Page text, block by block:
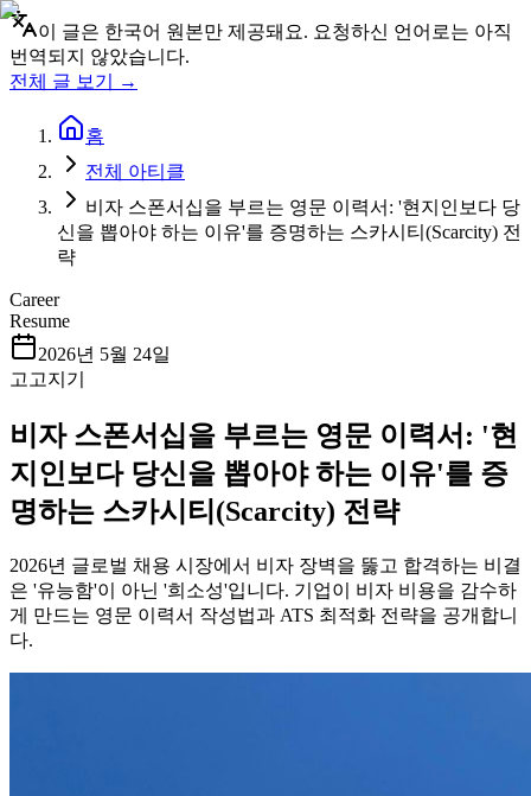
이 글은 한국어 원본만 제공돼요. 요청하신 언어로는 아직
번역되지 않았습니다.
전체 글 보기 →
홈
전체 아티클
비자 스폰서십을 부르는 영문 이력서: '현지인보다 당
신을 뽑아야 하는 이유'를 증명하는 스카시티(Scarcity) 전
략
Career
Resume
2026년 5월 24일
고고지기
비자 스폰서십을 부르는 영문 이력서: '현
지인보다 당신을 뽑아야 하는 이유'를 증
명하는 스카시티(Scarcity) 전략
2026년 글로벌 채용 시장에서 비자 장벽을 뚫고 합격하는 비결
은 '유능함'이 아닌 '희소성'입니다. 기업이 비자 비용을 감수하
게 만드는 영문 이력서 작성법과 ATS 최적화 전략을 공개합니
다.